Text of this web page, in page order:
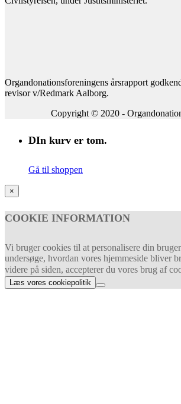
Organdonationsforeningens årsrapport
revisor v/Redmark Aalborg.
Copyright © 2020 -
DIn kurv er tom.
Gå til shoppen
×
COOKIE INFORMATION
Vi bruger cookies til at personalisere din
undersøge, hvordan vores hjemmeside bliver
videre på siden, accepterer du vores brug af
Læs vores cookiepolitik